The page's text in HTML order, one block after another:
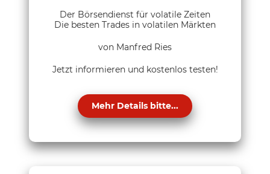
Der Börsendienst für volatile Zeiten
Die besten Trades in volatilen Märkten
von Manfred Ries
Jetzt informieren und kostenlos testen!
Mehr Details bitte...